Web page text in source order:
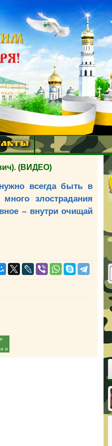
(ВИДЕО)
всегда быть в
злострадания
– внутри очищай
и